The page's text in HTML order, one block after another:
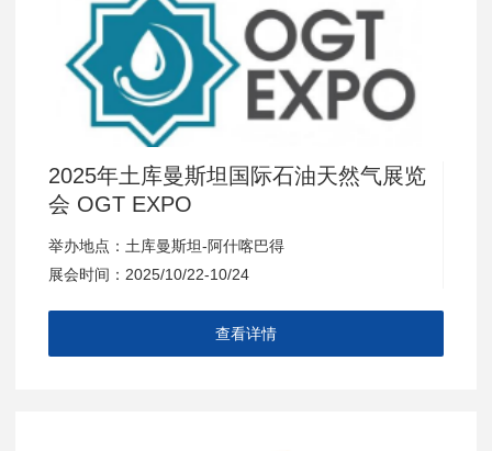
2025年土库曼斯坦国际石油天然气展览
会 OGT EXPO
举办地点：土库曼斯坦-阿什喀巴得
展会时间：2025/10/22-10/24
查看详情